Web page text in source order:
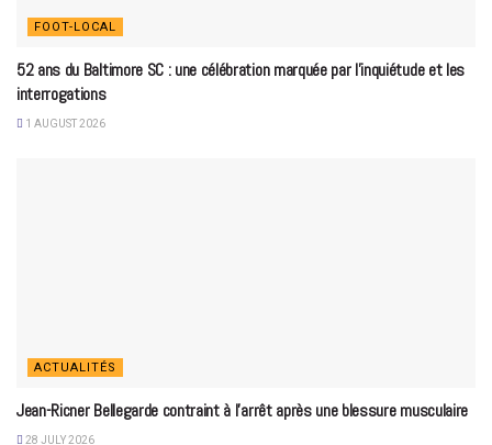
FOOT-LOCAL
52 ans du Baltimore SC : une célébration marquée par l’inquiétude et les
interrogations
1 AUGUST 2026
ACTUALITÉS
Jean-Ricner Bellegarde contraint à l’arrêt après une blessure musculaire
28 JULY 2026